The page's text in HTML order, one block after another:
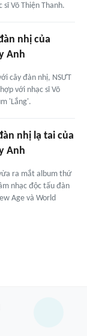
sĩ Võ Thiện Thanh.
nhị của
Anh
cây đàn nhị, NSƯT
với nhạc sĩ Võ
'Lắng'.
nhị lạ tai của
Anh
ra mắt album thứ
nhạc độc tấu đàn
Age và World